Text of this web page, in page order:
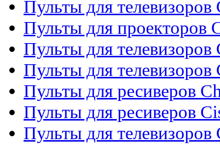
Пульты для телевизоров
Пульты для проекторов
Пульты для телевизоров
Пульты для телевизоров
Пульты для ресиверов
Пульты для ресиверов
Пульты для телевизоров